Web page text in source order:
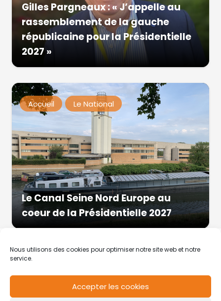
Nous utilisons des cookies pour optimiser notre site web et notre
service.
Accepter les cookies
Gilles Pargneaux : « J’appelle au
rassemblement de la gauche
républicaine pour la Présidentielle
2027 »
Accueil Le National
Le Canal Seine Nord Europe au
coeur de la Présidentielle 2027